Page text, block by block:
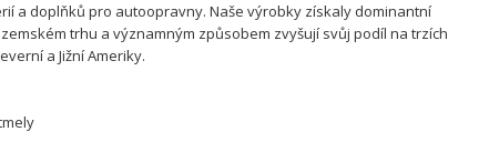
a doplňků pro autoopravny. Naše výrobky získaly dominantní
trhu a významným způsobem zvyšují svůj podíl na trzích
a Jižní Ameriky.